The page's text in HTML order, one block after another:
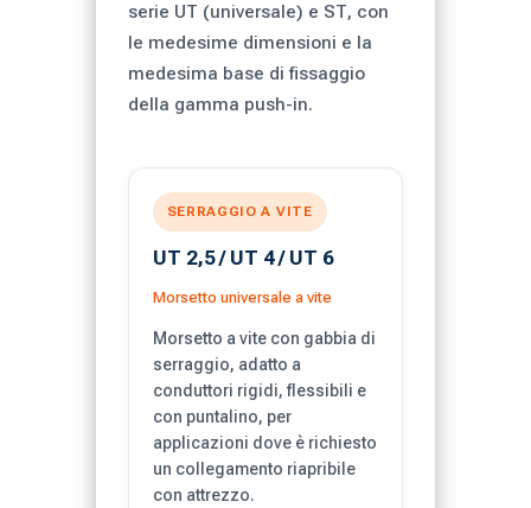
serie UT (universale) e ST, con
le medesime dimensioni e la
medesima base di fissaggio
della gamma push-in.
SERRAGGIO A VITE
UT 2,5 / UT 4 / UT 6
Morsetto universale a vite
Morsetto a vite con gabbia di
serraggio, adatto a
conduttori rigidi, flessibili e
con puntalino, per
applicazioni dove è richiesto
un collegamento riapribile
con attrezzo.